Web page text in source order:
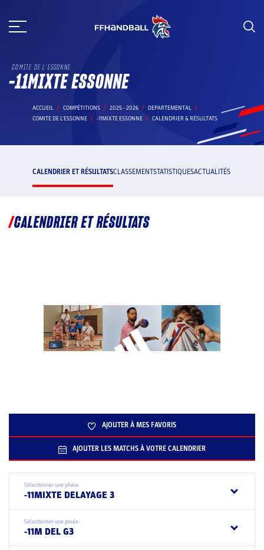
au
COMITE DE L'ESSONNE
-11MIXTE ESSONNE
ACCUEIL COMPÉTITIONS 2025 - 2026
DEPARTEMENTAL
COMITE DE L'ESSONNE
-11MIXTE ESSONNE CALENDRIER & RÉSULTATS
CALENDRIER ET RÉSULTATSCLASSEMENTSTATISTIQUESACTUALITÉS
CALENDRIER ET RÉSULTATS
AJOUTER À MES FAVORIS
AJOUTER LES MATCHS À VOTRE CALENDRIER
Sélectionner une phase
-11MIXTE DELAYAGE 3
Sélectionner une poule
-11M DEL G3